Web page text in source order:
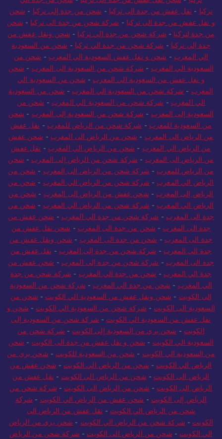
تركيا - نقل عفش من جدة الى تركيا - شحن من جدة إلى تركيا - شحن
و نقل عفش من جدة الى تركيا - شركة شحن من جدة الى تركيا - شحن
من جدة لتركيا - شركة شحن من جدة الي تركيا - شحن ونقل عفش من
جدة إلى تركيا - شركة شحن من جدة الي تركيا - شحن من السعودية
الي المغرب - شحن و نقل عفش السعودية الي المغرب - شحن من
السعودية الي المغرب - شركة شحن من السعودية الى المغرب - شحن
و نقل عفش من السعودية الي المغرب - شحن من السعودية الي
المغرب - شركة شحن من السعودية الي المغرب - شحن من السعودية
الي المغرب - شركة شحن من السعودية الي المغرب - شحن من
السعودية إلى المغرب - شركة شحن من السعودية إلى المغرب - شحن
من السعودية للمغرب - شركة شحن من الرياض للمغرب - نقل عفش
من الرياض الى المغرب - شحن من الرياض الى المغرب - شحن عفش
من الرياض الي المغرب - شحن من الرياض الي المغرب - نقل عفش
من الرياض الى المغرب - شركة شحن من الرياض إلى المغرب - شحن
من الرياض للمغرب - شركة شحن من الرياض الى المغرب - شحن من
الرياض الي المغرب - شركة شحن من الرياض الي المغرب - شحن من
الرياض إلى المغرب - شحن عفش من الرياض الى المغرب - شحن من
الرياض الي المغرب - شركة شحن من الرياض الي المغرب - شحن من
جدة الى المغرب - شركة شحن من جدة الي المغرب - شحن عفش من
جدة الى المغرب - شحن من جدة الى المغرب - شحن نقل عفش من
جدة الى المغرب - شحن من جدة الى المغرب - شحن ونقل عفش من
جدة الي المغرب - شركة شحن من جدة إلى المغرب - نقل عفش من
جدة الى المغرب - شركة شحن من جدة إلى المغرب - شحن عفش من
جدة الي المغرب - شحن من جدة الي المغرب - شركة شحن من جدة
الي المغرب - شحن من جدة الي المغرب - شركة شحن من السعودية
الى الكويت - شحن ونقل عفش من السعودية الي الكويت - شحن من
السعودية الى الكويت - شركة شحن من السعودية الي الكويت - شحن و
نقل عفش من السعودية الي الكويت - شركة شحن من السعودية إلى
الكويت - شحن بري من السعودية إلى الكويت - شركة شحن من
السعودية الي الكويت - شحن و نقل عفش من جدة الى الكويت - شحن
من السعودية الي الكويت - شحن من السعودية للكويت - شحن بري من
الرياض الي الكويت - شحن من الرياض الي الكويت - شحن عفش من
الرياض الى الكويت - شحن من الرياض الى الكويت - نقل عفش من
الرياض الى الكويت - شحن من الرياض الى الكويت - شركة شحن من
الرياض إلى الكويت - شحن عفش من الرياض الي الكويت - شركة
شحن من الرياض الي الكويت - نقل عفش من الرياض الى
الكويت - شركة شحن من الرياض الي الكويت - شحن بري من الرياض
الي الكويت - شحن من الرياض الى الكويت - شركة شحن من الرياض